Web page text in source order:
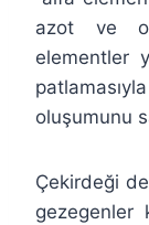
azot ve
elementler
oluşumunu
Çekirdeği
gezegenler